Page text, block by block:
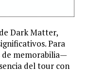
Dark Matter,
Para
de memorabilia—
del tour con